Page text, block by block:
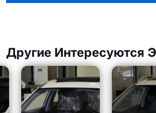
Другие Интересуются